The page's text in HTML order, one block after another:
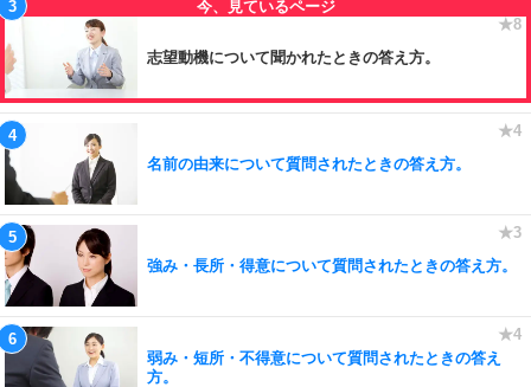
志望動機について聞かれたときの答え方。
名前の由来について質問されたときの答え方。
強み・長所・得意について質問されたときの答え方。
弱み・短所・不得意について質問されたときの答え
方。